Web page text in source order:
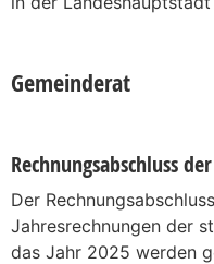
Gemeinderat
Rechnungsabschluss
Der
Jahresrechnungen der
das Jahr 2025 werden